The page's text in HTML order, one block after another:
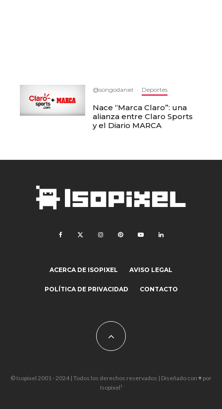
@songodaniel · Deportes
Nace “Marca Claro”: una
alianza entre Claro Sports
y el Diario MARCA
ACERCA DE ISOPIXEL AVISO LEGAL
POLÍTICA DE PRIVACIDAD CONTACTO
© Isopixel 2001 - 2024 | Todos los derechos reservados | Diseñado con ♥ por
Isopixel¹